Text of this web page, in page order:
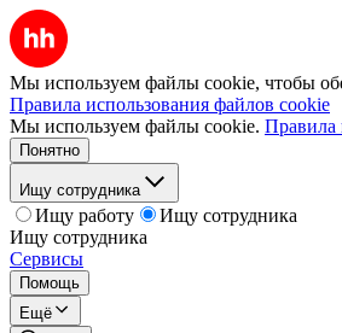
Мы используем файлы cookie, чтобы
Правила использования файлов cookie
Мы используем файлы cookie. Правила
Понятно
Ищу сотрудника
Ищу работу
Ищу сотрудника
Ищу сотрудника
Сервисы
Помощь
Ещё